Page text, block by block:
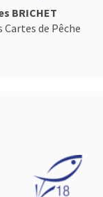
BRICHET
Cartes de Pêche